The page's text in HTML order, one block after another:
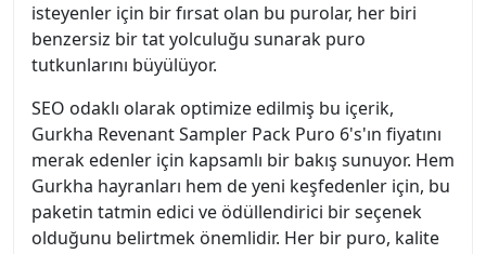
isteyenler için bir fırsat olan bu purolar, her biri
benzersiz bir tat yolculuğu sunarak puro
tutkunlarını büyülüyor.
SEO odaklı olarak optimize edilmiş bu içerik,
Gurkha Revenant Sampler Pack Puro 6's'ın fiyatını
merak edenler için kapsamlı bir bakış sunuyor. Hem
Gurkha hayranları hem de yeni keşfedenler için, bu
paketin tatmin edici ve ödüllendirici bir seçenek
olduğunu belirtmek önemlidir. Her bir puro, kalite